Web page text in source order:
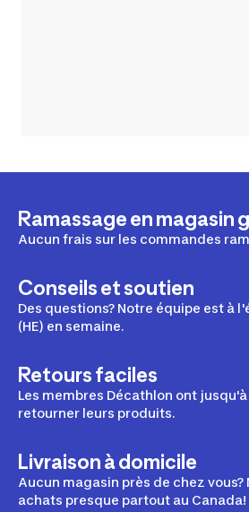
Ramassage en magasin
Aucun frais sur les commandes
Conseils et soutien
Des questions? Notre équipe est à
(HE) en semaine.
Retours faciles
Les membres Décathlon ont
retourner leurs produits.
Livraison à domicile
Aucun magasin près de chez vous?
achats presque partout au Canada!